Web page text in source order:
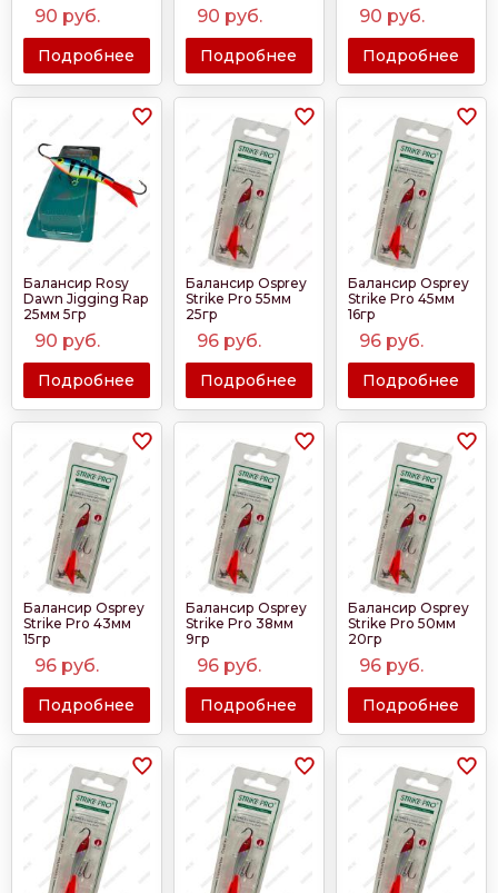
90 руб.
Подробнее
90 руб.
Подробнее
90 руб.
Подробнее
Балансир Rosy
Dawn Jigging Rap
25мм 5гр
90 руб.
Подробнее
Балансир Osprey
Strike Pro 55мм
25гр
96 руб.
Подробнее
Балансир Osprey
Strike Pro 45мм
16гр
96 руб.
Подробнее
Балансир Osprey
Strike Pro 43мм
15гр
96 руб.
Подробнее
Балансир Osprey
Strike Pro 38мм
9гр
96 руб.
Подробнее
Балансир Osprey
Strike Pro 50мм
20гр
96 руб.
Подробнее